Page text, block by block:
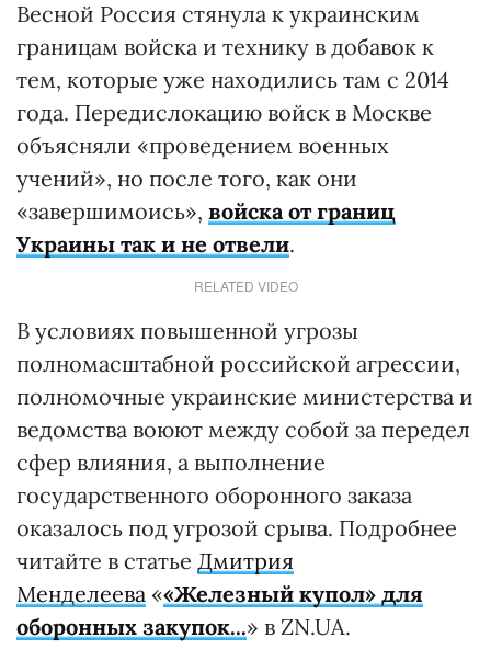
Весной Россия стянула к украинским
границам войска и технику в добавок к
тем, которые уже находились там с 2014
года. Передислокацию войск в Москве
объясняли «проведением военных
учений», но после того, как они
«завершимоись», войска от границ
Украины так и не отвели.
RELATED VIDEO
В условиях повышенной угрозы
полномасштабной российской агрессии,
полномочные украинские министерства и
ведомства воюют между собой за передел
сфер влияния, а выполнение
государственного оборонного заказа
оказалось под угрозой срыва. Подробнее
читайте в статье Дмитрия
Менделеева ««Железный купол» для
оборонных закупок...» в ZN.UA.